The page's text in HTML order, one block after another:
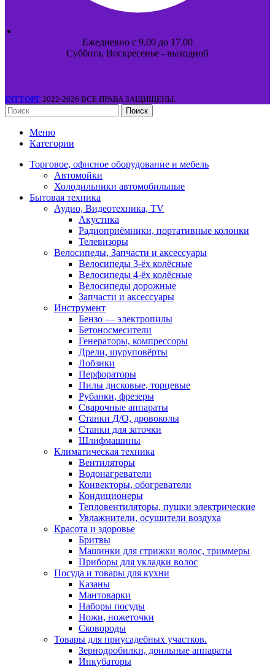
Ежедневно с 9.00 до 17.00
Суббота, Воскресенье - выходной
INTТОРГ 2022-2026 ВСЕ ПРАВА ЗАЩИЩЕНЫ.
Поиск
Меню
Категории
Торговое, офисное оборудование и мебель
Автомойки
Холодильники автомобильные
Бытовая техника
Аудио, Видеотехника, TV
Акустика
Радиоприёмники, портативные колонки
Телевизоры
Велосипеды, Запчасти и аксессуары
Велосипеды 3-ёх колёсные
Велосипеды 4-ёх колёсные
Велосипеды дорожные
Запчасти и аксессуары
Инструмент
Бензо — электропилы
Бетоносмесители
Генераторы, компрессоры
Дрели, шуруповёрты
Лобзики
Перфораторы
Пилы дисковые, торцевые
Рубанки, фрезеры
Сварочные аппараты
Станки Д/О, дровоколы
Станки для заточки
Шлифмашины
Климатическая техника
Вентиляторы
Водонагреватели
Конвекторы, обогреватели
Кондиционеры
Тепловентиляторы, пушки электрические
Увлажнители, осушители воздуха
Красота и здоровье
Бритвы
Машинки для стрижки волос, триммеры
Приборы для укладки волос
Посуда и товары для кухни
Казаны
Мантоварки
Наборы посуды
Ножи, ножеточки
Сковороды
Товары для приусадебных участков.
Зернодробилки, доильные аппараты
Инкубаторы